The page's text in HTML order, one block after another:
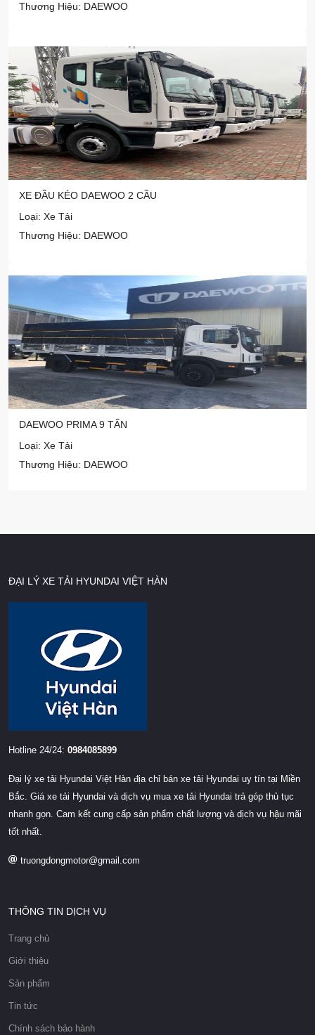
Thương Hiệu: DAEWOO
XE ĐẦU KÉO DAEWOO 2 CẦU
Loại: Xe Tải
Thương Hiệu: DAEWOO
DAEWOO PRIMA 9 TẤN
Loại: Xe Tải
Thương Hiệu: DAEWOO
ĐẠI LÝ XE TẢI HYUNDAI VIỆT HÀN
Hotline 24/24: 0984085899
Đại lý xe tải Hyundai Việt Hàn địa chỉ bán xe tải Hyundai uy tín tại Miền
Bắc. Giá xe tải Hyundai và dịch vụ mua xe tải Hyundai trả góp thủ tục
nhanh gọn. Cam kết cung cấp sản phẩm chất lượng và dịch vụ hậu mãi
tốt nhất.
truongdongmotor@gmail.com
THÔNG TIN DỊCH VỤ
Trang chủ
Giới thiệu
Sản phẩm
Tin tức
Chính sách bảo hành